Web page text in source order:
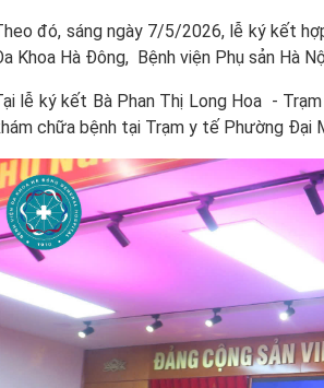
đó, sáng ngày 7/5/2026, lễ ký kết
Khoa Hà Đông, Bệnh viện Phụ sản Hà
lễ ký kết Bà Phan Thị Long Hoa -
chữa bệnh tại Trạm y tế Phường Đại